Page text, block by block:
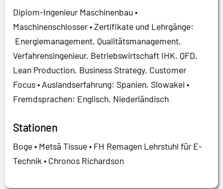
Diplom-Ingenieur Maschinenbau •
Maschinenschlosser • Zertifikate und Lehrgänge:
Energiemanagement, Qualitätsmanagement,
Verfahrensingenieur, Betriebswirtschaft IHK, QFD,
Lean Production, Business Strategy, Customer
Focus • Auslandserfahrung: Spanien, Slowakei •
Fremdsprachen: Englisch, Niederländisch
Stationen
Boge • Metsä Tissue • FH Remagen Lehrstuhl für E-
Technik • Chronos Richardson